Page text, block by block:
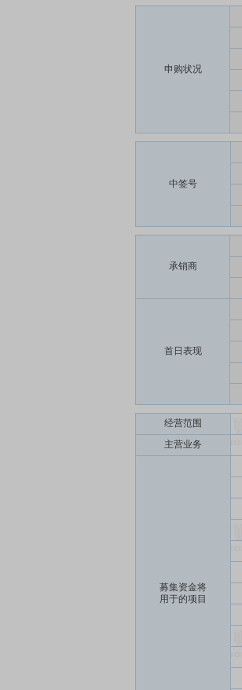
申购状况
中签号
承销商
首日表现
经营范围
主营业务
募集资金将
用于的项目